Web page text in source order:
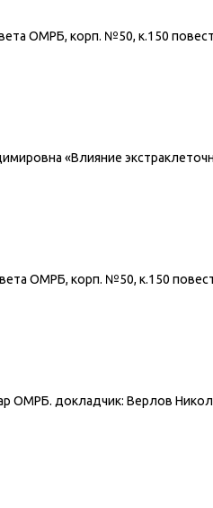
ОМРБ, корп. №50, к.150
«Влияние
ОМРБ, корп. №50, к.150
ОМРБ. докладчик: Верлов